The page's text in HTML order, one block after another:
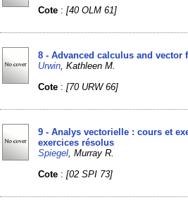
Cote :[40 OLM 61]
8 - Advanced calculus and vector
Urwin , Kathleen M.
Cote :[70 URW 66]
9 - Analys vectorielle : cours et
exercices résolus
Spiegel , Murray R.
Cote :[02 SPI 73]